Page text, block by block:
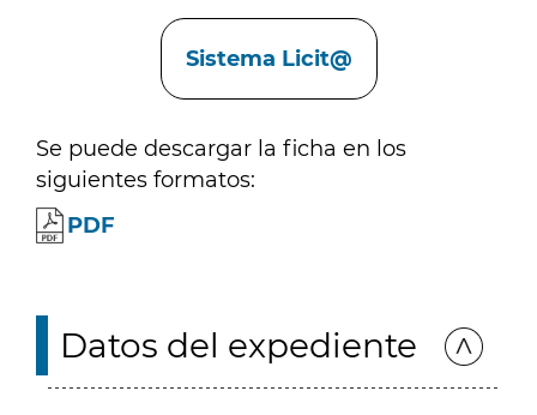
Sistema Licit@
Se puede descargar la ficha en los
siguientes formatos:
PDF
Datos del expediente